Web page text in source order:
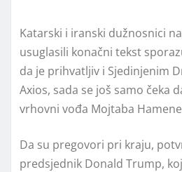
Katarski i iranski dužnosnici
usuglasili konačni tekst
da je prihvatljiv i Sjedinjenim
Axios, sada se još samo čeka
vrhovni vođa Mojtaba
Da su pregovori pri kraju,
predsjednik Donald Trump,